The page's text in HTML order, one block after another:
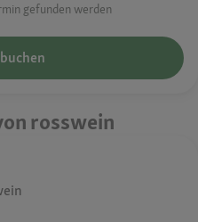
gefunden werden
rosswein